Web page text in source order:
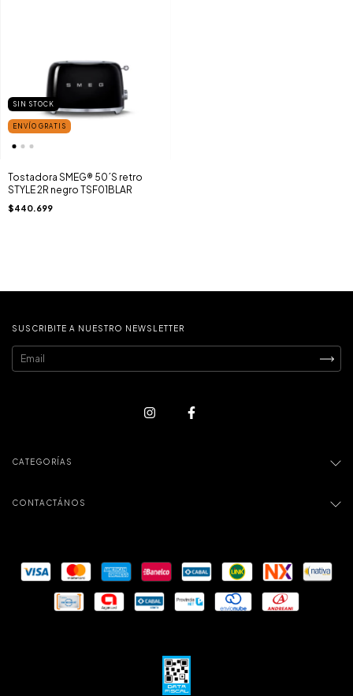
SIN STOCK
ENVÍO GRATIS
Tostadora SMEG® 50´S retro
STYLE 2R negro TSF01BLAR
$440.699
SUSCRIBITE A NUESTRO NEWSLETTER
CATEGORÍAS
CONTACTÁNOS